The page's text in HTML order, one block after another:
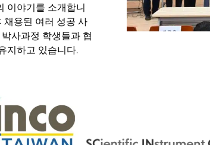
이야기를 소개합니
용된 여러 성공 사
사과정 학생들과 협
지하고 있습니다.